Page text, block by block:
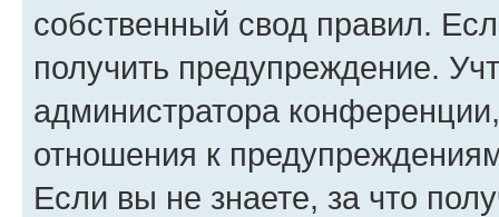
собственный свод правил.
получить предупреждение.
администратора
отношения к
Если вы не знаете, за что